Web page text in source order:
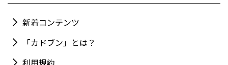
新着コンテンツ
「カドブン」とは？